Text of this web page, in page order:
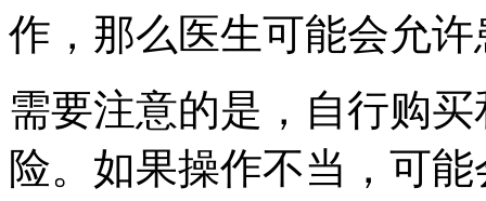
作，那么医生可能会允
需要注意的是，自行购
险。如果操作不当，可